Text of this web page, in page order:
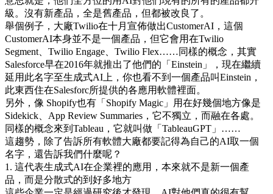
級。沒有新產品，全是舊產品，但都被改良了。
舉個例子，大廠Twilio在十月宣佈做出CustomerAI，這個
CustomerAI本身並不是一個產品，但它會用在Twilio
Segment、Twilio Engage、Twilio Flex……同樣的概念，其實
Salesforce早在2016年就推出了他們的「Einstein」，現在繼續
延用此名字至生成式AI上，你也看不到一個產品叫Einstein，
此東西住在Salesforc所提供的各應用軟體裡面。
另外，像 Shopify也有「Shopify Magic」用在好幾個地方像是
Sidekick、App Review Summaries，它不獨立，而融在各處。
同樣的概念來到Tableau，它就叫做「TableauGPT」……
這趨勢，除了告訴所有軟體大廠都要記得為自己的AI取一個
名字，還告訴我們什麼呢？
1. 這代表生成式AI在企業裡的應用，本來就不是新一個產
品，而是分散式的到好多地方